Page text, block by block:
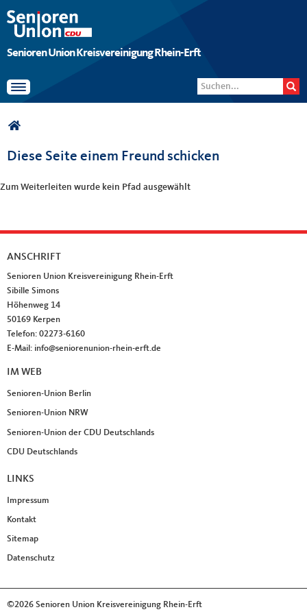
Senioren Union Kreisvereinigung Rhein-Erft
Suchformular
Suche
Toggle navigation
Sie sind hier
Diese Seite einem Freund schicken
Zum Weiterleiten wurde kein Pfad ausgewählt
Fußbereich
ANSCHRIFT
Senioren Union Kreisvereinigung Rhein-Erft
Sibille Simons
Höhenweg 14
50169 Kerpen
Telefon: 02273-6160
E-Mail: info@seniorenunion-rhein-erft.de
IM WEB
Senioren-Union Berlin
Senioren-Union NRW
Senioren-Union der CDU Deutschlands
CDU Deutschlands
LINKS
Impressum
Kontakt
Sitemap
Datenschutz
©2026 Senioren Union Kreisvereinigung Rhein-Erft